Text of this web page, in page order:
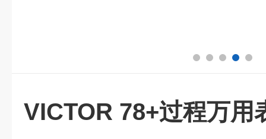
VICTOR 78+过程万用